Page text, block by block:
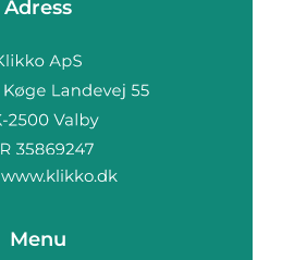
Adress
www.klikko.dk
Menu